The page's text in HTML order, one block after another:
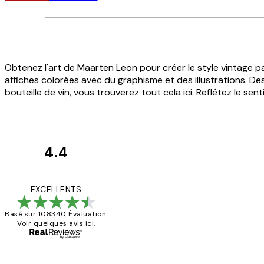
Obtenez l'art de Maarten Leon pour créer le style vintage
affiches colorées avec du graphisme et des illustrations.
bouteille de vin, vous trouverez tout cela ici. Reflétez le
4.4
EXCELLENTS
Basé sur 108340 Évaluation.
Voir quelques avis ici.